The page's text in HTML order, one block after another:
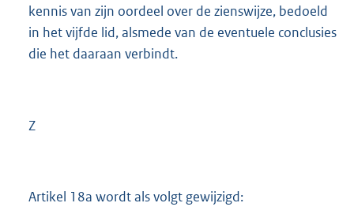
kennis van zijn oordeel over de zienswijze, bedoeld
in het vijfde lid, alsmede van de eventuele conclusies
die het daaraan verbindt.
Z
Artikel 18a wordt als volgt gewijzigd: